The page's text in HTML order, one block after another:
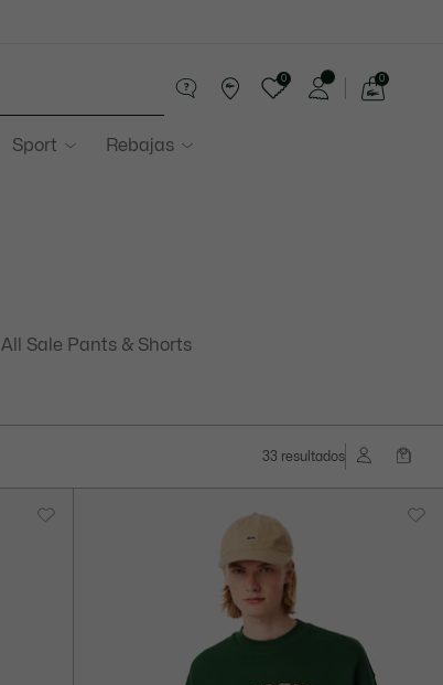
Sport Rebajas
0 0
All Sale Pants & Shorts
33 resultados